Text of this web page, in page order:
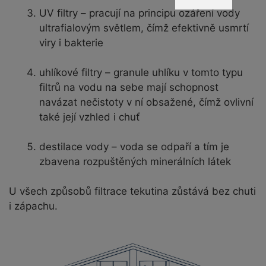
UV filtry – pracují na principu ozáření vody
ultrafialovým světlem, čímž efektivně usmrtí
viry i bakterie
uhlíkové filtry – granule uhlíku v tomto typu
filtrů na vodu na sebe mají schopnost
navázat nečistoty v ní obsažené, čímž ovlivní
také její vzhled i chuť
destilace vody – voda se odpaří a tím je
zbavena rozpuštěných minerálních látek
U všech způsobů filtrace tekutina zůstává bez chuti
i zápachu.